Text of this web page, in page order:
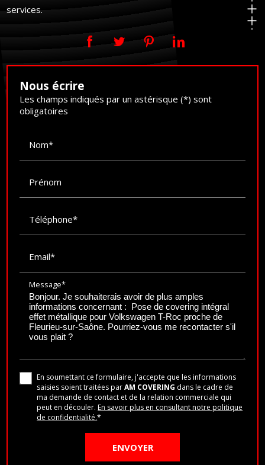
services.
Nous écrire
Les champs indiqués par un astérisque (*) sont
obligatoires
Nom*
Prénom
Téléphone*
Email*
Message*
En soumettant ce formulaire, j'accepte que les informations
saisies soient traitées parAM COVERING dans le cadre de
ma demande de contact et de la relation commerciale qui
peut en découler.En savoir plus en consultant notre politique
de confidentialité.*